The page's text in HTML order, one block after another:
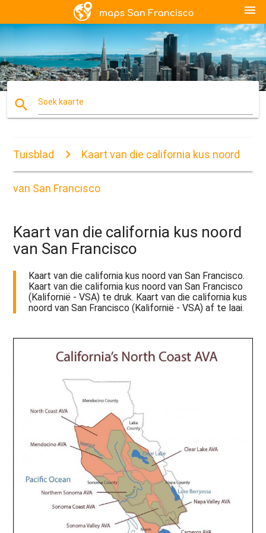
menu
search Soek kaarte
Tuisblad Kaart van die california kus noord
van San Francisco
Kaart van die california kus noord
van San Francisco
Kaart van die california kus noord van San Francisco.
Kaart van die california kus noord van San Francisco
(Kalifornië - VSA) te druk. Kaart van die california kus
noord van San Francisco (Kalifornië - VSA) af te laai.